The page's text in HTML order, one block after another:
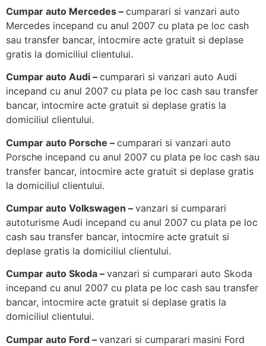
Cumpar auto Mercedes – cumparari si vanzari auto
Mercedes incepand cu anul 2007 cu plata pe loc cash
sau transfer bancar, intocmire acte gratuit si deplase
gratis la domiciliul clientului.
Cumpar auto Audi – cumparari si vanzari auto Audi
incepand cu anul 2007 cu plata pe loc cash sau transfer
bancar, intocmire acte gratuit si deplase gratis la
domiciliul clientului.
Cumpar auto Porsche – cumparari si vanzari auto
Porsche incepand cu anul 2007 cu plata pe loc cash sau
transfer bancar, intocmire acte gratuit si deplase gratis
la domiciliul clientului.
Cumpar auto Volkswagen – vanzari si cumparari
autoturisme Audi incepand cu anul 2007 cu plata pe loc
cash sau transfer bancar, intocmire acte gratuit si
deplase gratis la domiciliul clientului.
Cumpar auto Skoda – vanzari si cumparari auto Skoda
incepand cu anul 2007 cu plata pe loc cash sau transfer
bancar, intocmire acte gratuit si deplase gratis la
domiciliul clientului.
Cumpar auto Ford – vanzari si cumparari masini Ford